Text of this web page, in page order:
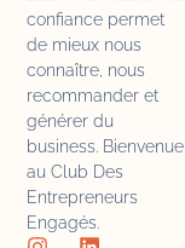
confiance permet
de mieux nous
connaître, nous
recommander et
générer du
business. Bienvenue
au Club Des
Entrepreneurs
Engagés.